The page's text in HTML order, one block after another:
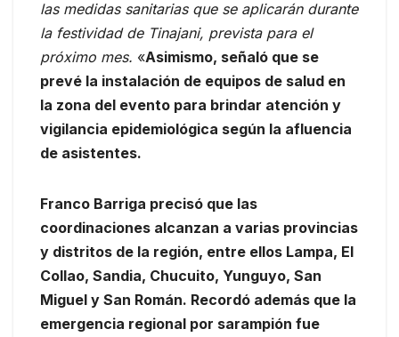
las medidas sanitarias que se aplicarán durante
la festividad de Tinajani, prevista para el
próximo mes. «Asimismo, señaló que se
prevé la instalación de equipos de salud en
la zona del evento para brindar atención y
vigilancia epidemiológica según la afluencia
de asistentes.
Franco Barriga precisó que las
coordinaciones alcanzan a varias provincias
y distritos de la región, entre ellos Lampa, El
Collao, Sandia, Chucuito, Yunguyo, San
Miguel y San Román. Recordó además que la
emergencia regional por sarampión fue